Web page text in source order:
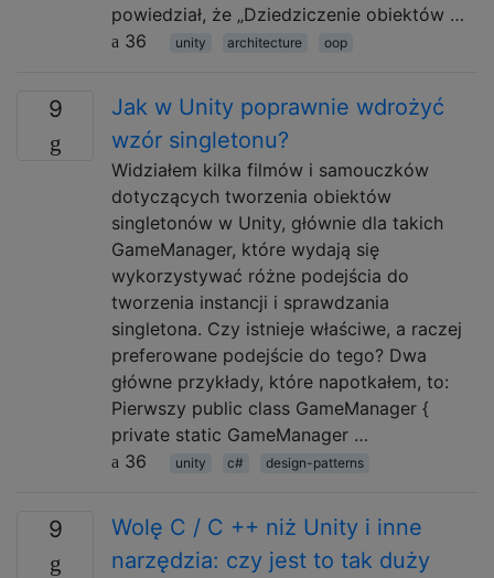
powiedział, że „Dziedziczenie obiektów …
36
unity architecture oop
9
Jak w Unity poprawnie wdrożyć
wzór singletonu?
Widziałem kilka filmów i samouczków
dotyczących tworzenia obiektów
singletonów w Unity, głównie dla takich
GameManager, które wydają się
wykorzystywać różne podejścia do
tworzenia instancji i sprawdzania
singletona. Czy istnieje właściwe, a raczej
preferowane podejście do tego? Dwa
główne przykłady, które napotkałem, to:
Pierwszy public class GameManager {
private static GameManager …
36
unity c# design-patterns
9
Wolę C / C ++ niż Unity i inne
narzędzia: czy jest to tak duży